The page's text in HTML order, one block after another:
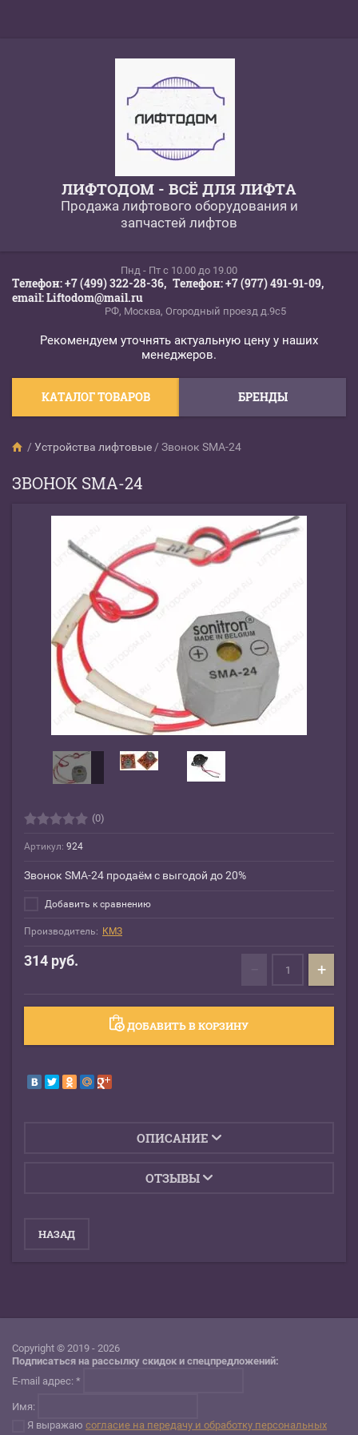
ЛИФТОДОМ - ВСЁ ДЛЯ ЛИФТА
Продажа лифтового оборудования и
запчастей лифтов
Пнд - Пт c 10.00 до 19.00
Телефон: +7 (499) 322-28-36, Телефон: +7 (977) 491-91-09,
email: Liftodom@mail.ru
РФ, Москва, Огородный проезд д.9с5
Рекомендуем уточнять актуальную цену у наших
менеджеров.
КАТАЛОГ ТОВАРОВ БРЕНДЫ
/ Устройства лифтовые / Звонок SMA-24
ЗВОНОК SMA-24
(0)
Артикул: 924
Звонок SMA-24 продаём с выгодой до 20%
Добавить к сравнению
Производитель: КМЗ
314 руб. +
ДОБАВИТЬ В КОРЗИНУ
ОПИСАНИЕ
ОТЗЫВЫ
НАЗАД
Copyright © 2019 - 2026
Подписаться на рассылку скидок и спецпредложений:
E-mail адрес: *
Имя:
Я выражаю согласие на передачу и обработку персональных